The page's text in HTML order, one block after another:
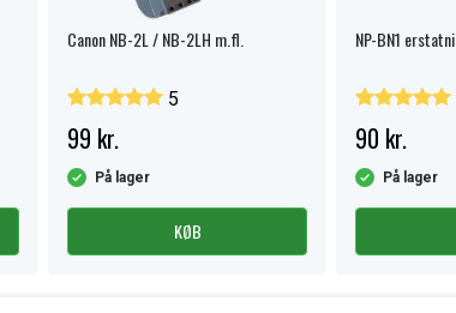
Canon NB-2L / NB-2LH m.fl.
5
99 kr.
På lager
KØB
NP-BN1
90 kr.
På lager